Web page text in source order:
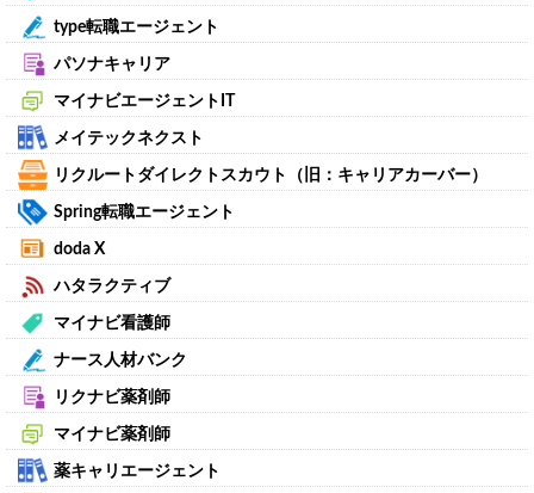
type転職エージェント
パソナキャリア
マイナビエージェントIT
メイテックネクスト
リクルートダイレクトスカウト（旧：キャリアカーバー）
Spring転職エージェント
doda X
ハタラクティブ
マイナビ看護師
ナース人材バンク
リクナビ薬剤師
マイナビ薬剤師
薬キャリエージェント